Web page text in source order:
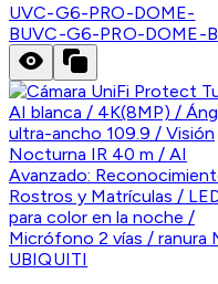
UVC-G6-PRO-DOME-
BUVC-G6-PRO-DOME-B
UBIQUITI